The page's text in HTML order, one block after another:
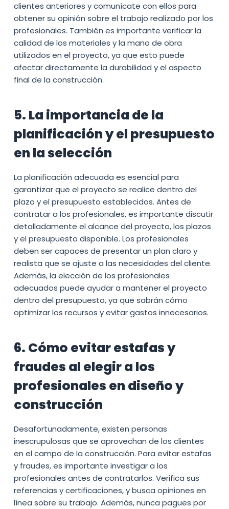
clientes anteriores y comunícate con ellos para
obtener su opinión sobre el trabajo realizado por los
profesionales. También es importante verificar la
calidad de los materiales y la mano de obra
utilizados en el proyecto, ya que esto puede
afectar directamente la durabilidad y el aspecto
final de la construcción.
5. La importancia de la
planificación y el presupuesto
en la selección
La planificación adecuada es esencial para
garantizar que el proyecto se realice dentro del
plazo y el presupuesto establecidos. Antes de
contratar a los profesionales, es importante discutir
detalladamente el alcance del proyecto, los plazos
y el presupuesto disponible. Los profesionales
deben ser capaces de presentar un plan claro y
realista que se ajuste a las necesidades del cliente.
Además, la elección de los profesionales
adecuados puede ayudar a mantener el proyecto
dentro del presupuesto, ya que sabrán cómo
optimizar los recursos y evitar gastos innecesarios.
6. Cómo evitar estafas y
fraudes al elegir a los
profesionales en diseño y
construcción
Desafortunadamente, existen personas
inescrupulosas que se aprovechan de los clientes
en el campo de la construcción. Para evitar estafas
y fraudes, es importante investigar a los
profesionales antes de contratarlos. Verifica sus
referencias y certificaciones, y busca opiniones en
línea sobre su trabajo. Además, nunca pagues por